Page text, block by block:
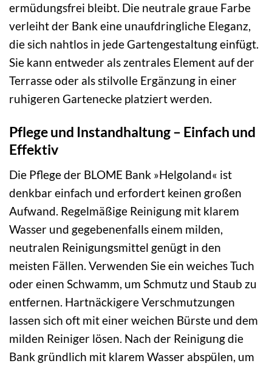
ermüdungsfrei bleibt. Die neutrale graue Farbe
verleiht der Bank eine unaufdringliche Eleganz,
die sich nahtlos in jede Gartengestaltung einfügt.
Sie kann entweder als zentrales Element auf der
Terrasse oder als stilvolle Ergänzung in einer
ruhigeren Gartenecke platziert werden.
Pflege und Instandhaltung – Einfach und
Effektiv
Die Pflege der BLOME Bank »Helgoland« ist
denkbar einfach und erfordert keinen großen
Aufwand. Regelmäßige Reinigung mit klarem
Wasser und gegebenenfalls einem milden,
neutralen Reinigungsmittel genügt in den
meisten Fällen. Verwenden Sie ein weiches Tuch
oder einen Schwamm, um Schmutz und Staub zu
entfernen. Hartnäckigere Verschmutzungen
lassen sich oft mit einer weichen Bürste und dem
milden Reiniger lösen. Nach der Reinigung die
Bank gründlich mit klarem Wasser abspülen, um